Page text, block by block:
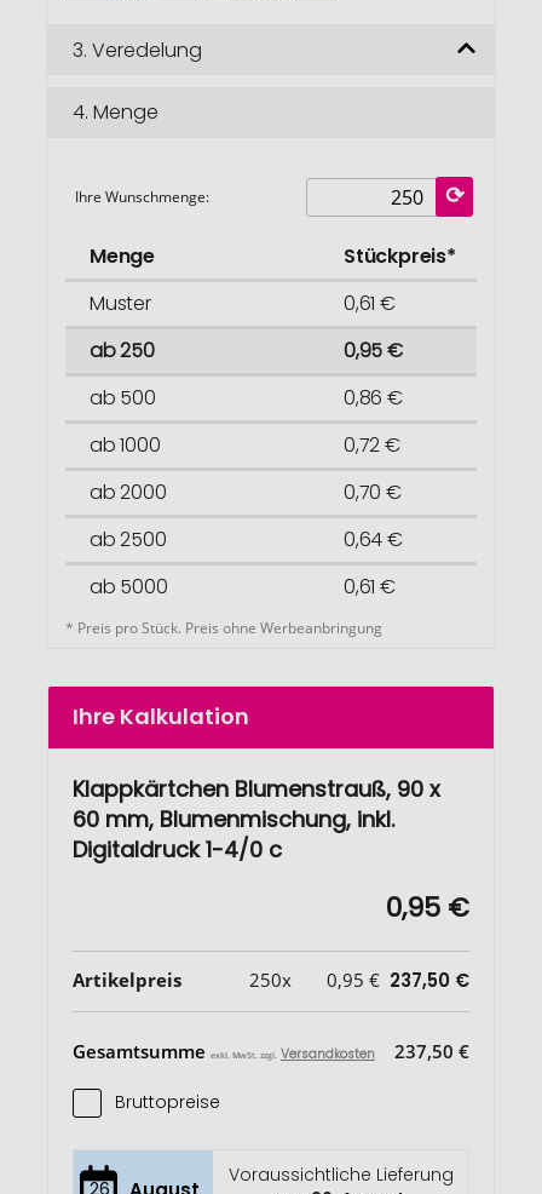
3. Veredelung
4. Menge
Ihre Wunschmenge:
Menge
Stückpreis*
Muster
0,61 €
ab 250
0,95 €
ab 500
0,86 €
ab 1000
0,72 €
ab 2000
0,70 €
ab 2500
0,64 €
ab 5000
0,61 €
* Preis pro Stück. Preis ohne Werbeanbringung
Ihre Kalkulation
Klappkärtchen Blumenstrauß, 90 x
60 mm, Blumenmischung, inkl.
Digitaldruck 1-4/0 c
0,95 €
Artikelpreis 250x 0,95 € 237,50 €
Gesamtsumme exkl. MwSt. zzgl. Versandkosten 237,50 €
Bruttopreise
26
Voraussichtliche Lieferung